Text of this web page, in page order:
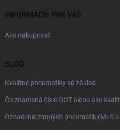
INFORMÁCIE PRE VÁS
Ako nakupovať
BLOG
Kvalitné pneumatiky sú základ
Čo znamená číslo DOT alebo ako
Označenie zimných pneumatík (M+S